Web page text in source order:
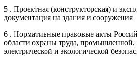
5 . Проектная (конструкторская) и
документация на здания и сооружения
6 . Нормативные правовые акты
области охраны труда,
электрической и экологической